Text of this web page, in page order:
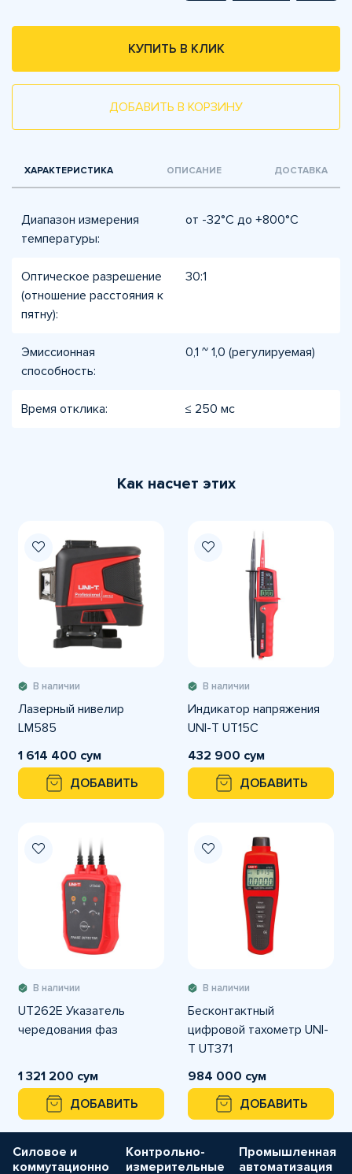
КУПИТЬ В КЛИК
ДОБАВИТЬ В КОРЗИНУ
ХАРАКТЕРИСТИКА ОПИСАНИЕ ДОСТАВКА
Диапазон измерения
температуры:
от -32°C до +800°C
Оптическое разрешение
(отношение расстояния к
пятну):
30:1
Эмиссионная
способность:
0,1 ~ 1,0 (регулируемая)
Время отклика: ≤ 250 мс
Как насчет этих
В наличии
Лазерный нивелир
LM585
1 614 400 сум
ДОБАВИТЬ
В наличии
Индикатор напряжения
UNI-T UT15C
432 900 сум
ДОБАВИТЬ
В наличии
UT262E Указатель
чередования фаз
1 321 200 сум
ДОБАВИТЬ
В наличии
Бесконтактный
цифровой тахометр UNI-
T UT371
984 000 сум
ДОБАВИТЬ
Силовое и
коммутационно
Контрольно-
измерительные
Промышленная
автоматизация